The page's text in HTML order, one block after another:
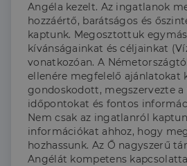
Angéla kezelt. Az ingatlanok
hozzáértő, barátságos és
kaptunk. Megosztottuk
kívánságainkat és céljainkat
vonatkozóan. A
ellenére megfelelő ajánlatokat
gondoskodott, megszervezte
időpontokat és fontos
Nem csak az ingatlanról
információkat ahhoz, hogy
hozhassunk. Az Ő nagyszerű
Angélát kompetens
CookieScriptConsent
dh.hu
Privacy Policy